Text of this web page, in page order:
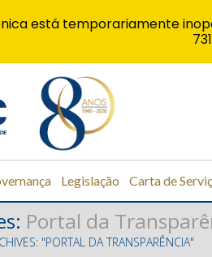
Legislação Carta de
Portal da
"PORTAL DA TRANSPARÊNCIA"
está temporariamente